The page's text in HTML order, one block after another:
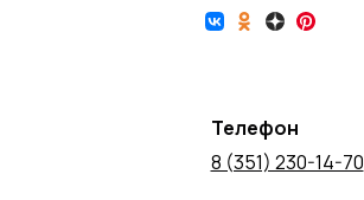
Телефон
8 (351) 230-14-70